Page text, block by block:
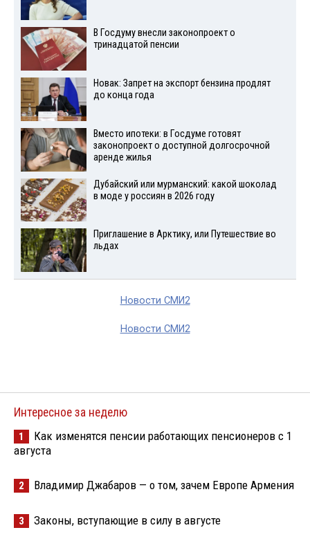
В Госдуму внесли законопроект о
тринадцатой пенсии
Новак: Запрет на экспорт бензина продлят
до конца года
Вместо ипотеки: в Госдуме готовят
законопроект о доступной долгосрочной
аренде жилья
Дубайский или мурманский: какой шоколад
в моде у россиян в 2026 году
Приглашение в Арктику, или Путешествие во
льдах
Новости СМИ2
Новости СМИ2
Интересное за неделю
1
Как изменятся пенсии работающих пенсионеров с 1
августа
2 Владимир Джабаров — о том, зачем Европе Армения
3 Законы, вступающие в силу в августе